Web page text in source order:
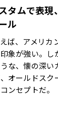
タムで表現
ル
ば、アメリカ
象が強い。し
な、懐の深い
オールドスク
ンセプトだ。